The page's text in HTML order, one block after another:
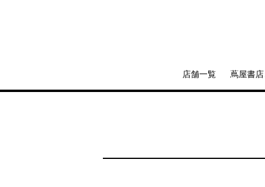
店舗一覧 蔦屋書